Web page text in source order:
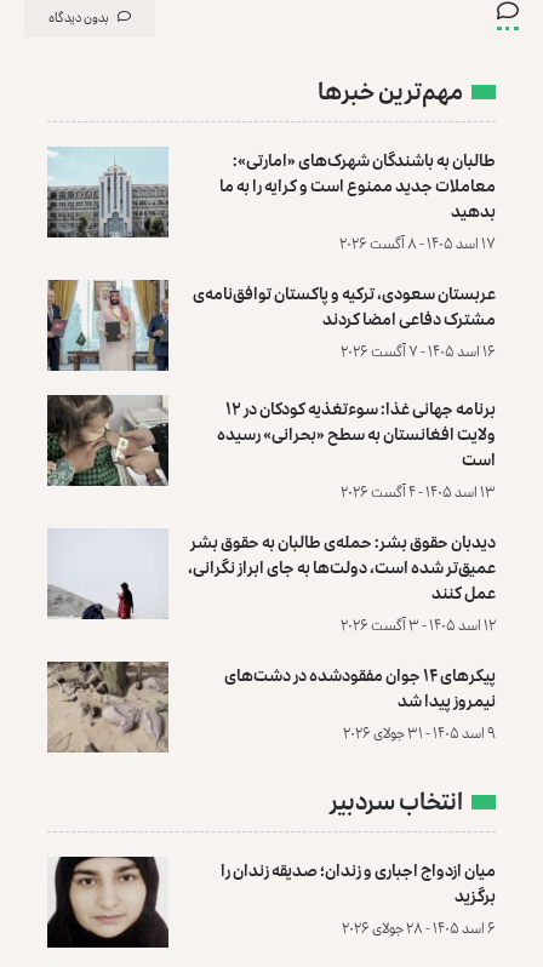
بدون دیدگاه
مهم‌ترین خبرها
طالبان به باشندگان شهرک‌های «امارتی»:
معاملات جدید ممنوع است و کرایه را به ما
بدهید
۱۷ اسد ۱۴۰۵ - ۸ آگست ۲۰۲۶
عربستان سعودی، ترکیه و پاکستان توافق‌نامه‌ی
مشترک دفاعی امضا کردند
۱۶ اسد ۱۴۰۵ - ۷ آگست ۲۰۲۶
برنامه جهانی غذا: سوءتغذیه کودکان در ۱۲
ولایت افغانستان به سطح «بحرانی» رسیده
است
۱۳ اسد ۱۴۰۵ - ۴ آگست ۲۰۲۶
دیدبان حقوق بشر: حمله‌ی طالبان به حقوق بشر
عمیق‌تر شده است، دولت‌ها به جای ابراز نگرانی،
عمل کنند
۱۲ اسد ۱۴۰۵ - ۳ آگست ۲۰۲۶
پیکرهای ۱۴ جوان مفقودشده در دشت‌های
نیمروز پیدا شد
۹ اسد ۱۴۰۵ - ۳۱ جولای ۲۰۲۶
انتخاب سردبیر
میان ازدواج اجباری و زندان؛ صدیقه زندان را
برگزید
۶ اسد ۱۴۰۵ - ۲۸ جولای ۲۰۲۶